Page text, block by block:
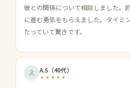
彼との関係について相談しました。
に進む勇気をもらえました。タイミ
たっていて驚きです。
A.S （40代）